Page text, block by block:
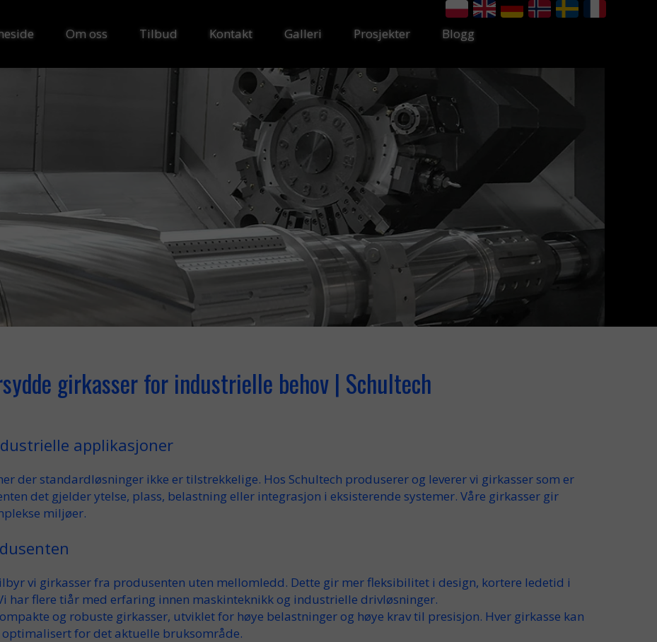
Om oss Tilbud Kontakt Galleri Prosjekter Blogg
girkasser for industrielle behov | Schultech
applikasjoner
der standardløsninger ikke er tilstrekkelige. Hos Schultech produsererog leverervi girkasser som er
det gjelder ytelse, plass, belastning eller integrasjon i eksisterende systemer. Våre girkasser gir
miljøer.
vi girkasser fra produsenten uten mellomledd. Dette gir merfleksibilitet i design, kortere ledetid i
harflere tiår med erfaring innen maskinteknikkog industrielle drivløsninger.
og robuste girkasser, utviklet for høye belastninger og høye krav til presisjon. Hver girkasse kan
optimalisert for det aktuelle bruksområde.